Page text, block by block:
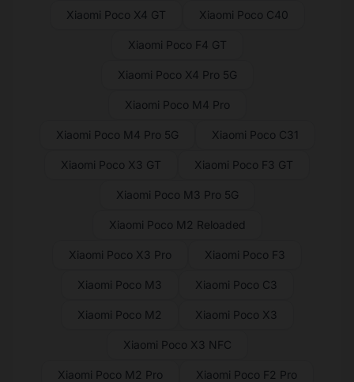
Xiaomi Poco X4 GT Xiaomi Poco C40
Xiaomi Poco F4 GT
Xiaomi Poco X4 Pro 5G
Xiaomi Poco M4 Pro
Xiaomi Poco M4 Pro 5G Xiaomi Poco C31
Xiaomi Poco X3 GT Xiaomi Poco F3 GT
Xiaomi Poco M3 Pro 5G
Xiaomi Poco M2 Reloaded
Xiaomi Poco X3 Pro Xiaomi Poco F3
Xiaomi Poco M3 Xiaomi Poco C3
Xiaomi Poco M2 Xiaomi Poco X3
Xiaomi Poco X3 NFC
Xiaomi Poco M2 Pro Xiaomi Poco F2 Pro